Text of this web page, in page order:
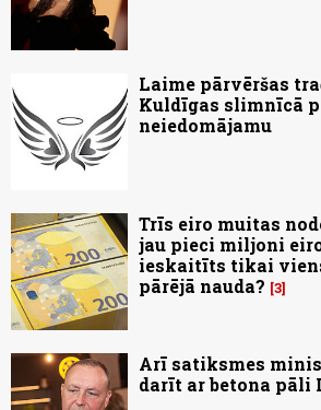
Laime pārvēršas
Kuldīgas slimnīcā
neiedomājamu
Trīs eiro muitas
jau pieci miljoni
ieskaitīts tikai
pārējā nauda? 3
Arī satiksmes
darīt ar betona pāli